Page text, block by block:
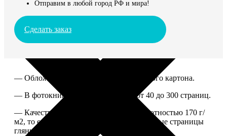
Отправим в любой город РФ и мира!
Сделать заказ
— Обложка из твердого ламинированного картона.
— В фотокниге можно разместить от 40 до 300 страниц.
— Качественная мелованная бумага плотностью 170 г/
м2, то есть страницы выглядят, как плотные страницы
глянцевого журнала.